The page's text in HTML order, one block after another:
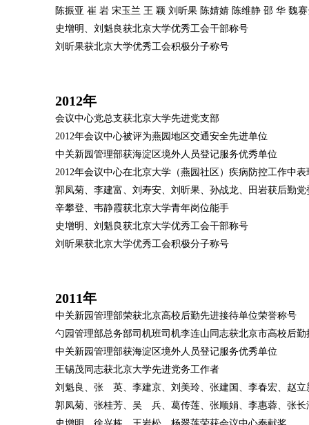
陈振亚 崔 岩 宋玉兰 王 颖 刘昕果 陈婧婧 陈维静 邵 华 魏
史增明、刘魁良获北京大学优秀工会干部称号
刘昕果获北京大学优秀工会积极分子称号
2012年
会议中心党总支获北京大学先进党支部
2012年会议中心被评为燕园地区交通安全先进单位
中关新园管理部获海淀区境外人员登记服务优秀单位
2012年会议中心在北京大学（燕园社区）疾病防控工作中
郭凤菊、李建富、刘寿安、刘昕果、孙战龙、田岩获后勤
辛攀登、韦静霞获北京大学青年岗位能手
史增明、刘魁良获北京大学优秀工会干部称号
刘昕果获北京大学优秀工会积极分子称号
2011年
中关新园管理部荣获北京高校后勤先进接待单位荣誉称号
勺园管理部总务部司机班司机李连山同志获北京市高校后
中关新园管理部获海淀区境外人员登记服务优秀单位
王锡茂同志获北京大学先进党务工作者
刘魁良、张 英、李建京、刘美玲、张建国、李春宏、赵
郭凤菊、张桂芳、吴 兵、葛传莲、张顺娟、李惠蓉、张